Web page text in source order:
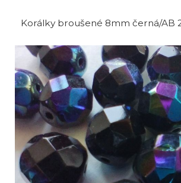
Korálky broušené 8mm černá/AB